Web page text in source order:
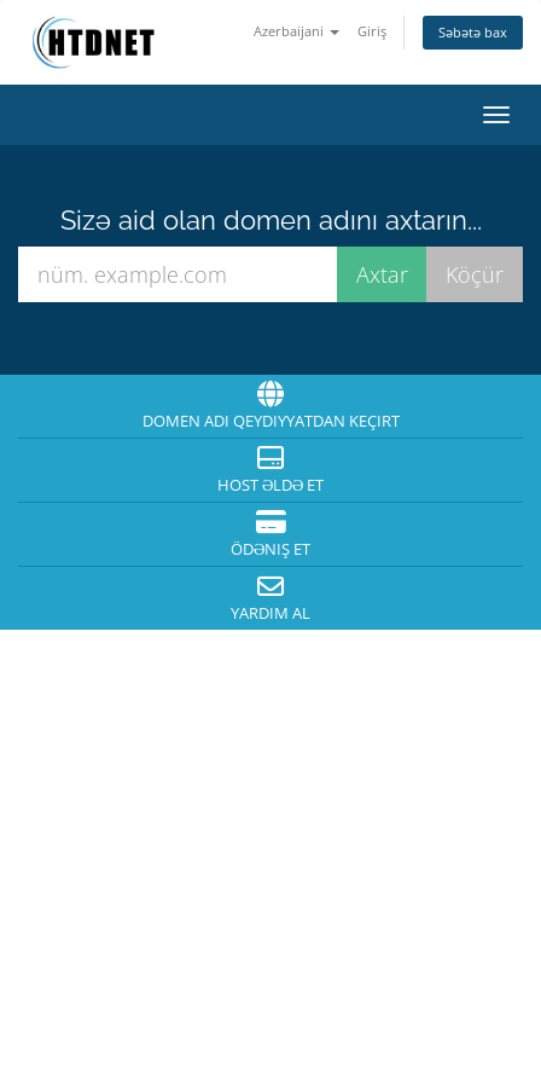
Azerbaijani Giriş Səbətə bax
Sizə aid olan domen adını axtarın...
DOMEN ADI QEYDIYYATDAN KEÇIRT
HOST ƏLDƏ ET
ÖDƏNIŞ ET
YARDIM AL